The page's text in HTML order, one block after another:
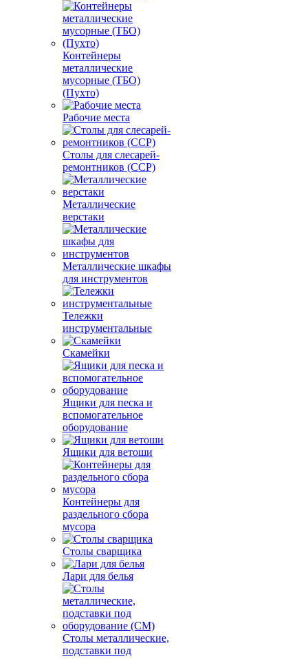
Контейнеры
металлические
мусорные (ТБО)
(Пухто)
Рабочие места
Столы для слесарей-
ремонтников (ССР)
Металлические
верстаки
Металлические шкафы
для инструментов
Тележки
инструментальные
Скамейки
Ящики для песка и
вспомогательное
оборудование
Ящики для ветоши
Контейнеры для
раздельного сбора
мусора
Столы сварщика
Лари для белья
Столы металлические,
подставки под